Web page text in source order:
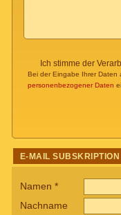
Ich stimme der
Bei der Eingabe Ihrer Daten
personenbezogener Daten
E-MAIL SUBSKRIPTION
Namen *
Nachname